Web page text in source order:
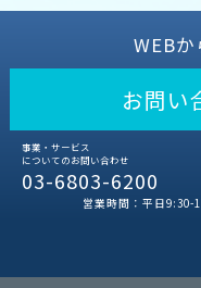
WEB
お問い
事業・サービス
についてのお問い合わせ
03-6803-6200
営業時間：平日9:30-